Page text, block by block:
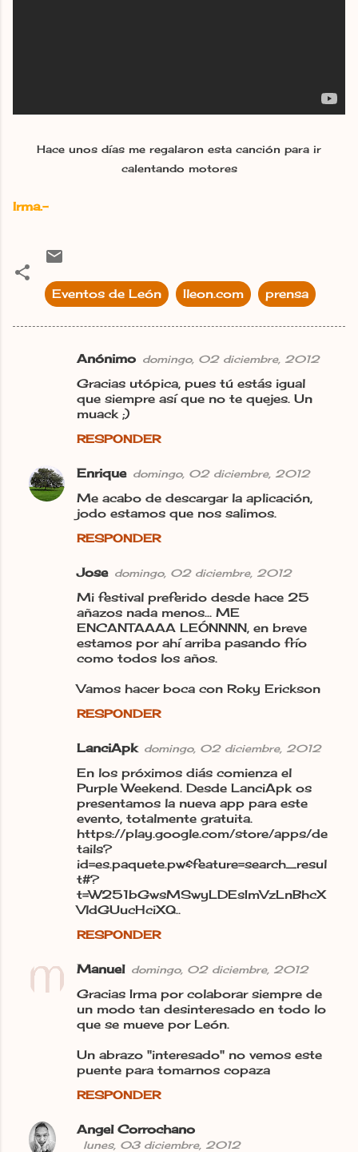
Hace unos días me regalaron esta canción para ir
calentando motores
Irma.-
Eventos de León Ileon.com prensa
t
a
Anónimo domingo, 02 diciembre, 2012
Gracias utópica, pues tú estás igual
que siempre así que no te quejes. Un
muack ;)
RESPONDER
Enrique domingo, 02 diciembre, 2012
Me acabo de descargar la aplicación,
jodo estamos que nos salimos.
RESPONDER
Jose domingo, 02 diciembre, 2012
Mi festival preferido desde hace 25
añazos nada menos... ME
ENCANTAAAA LEÓNNNN, en breve
estamos por ahí arriba pasando frío
como todos los años.
Vamos hacer boca con Roky Erickson
RESPONDER
LanciApk domingo, 02 diciembre, 2012
En los próximos diás comienza el
Purple Weekend. Desde LanciApk os
presentamos la nueva app para este
evento, totalmente gratuita.
https://play.google.com/store/apps/de
tails?
id=es.paquete.pw&feature=search_resul
t#?
t=W251bGwsMSwyLDEsImVzLnBhcX
VldGUucHciXQ..
RESPONDER
Manuel domingo, 02 diciembre, 2012
Gracias Irma por colaborar siempre de
un modo tan desinteresado en todo lo
que se mueve por León.
Un abrazo "interesado" no vemos este
puente para tomarnos copaza
RESPONDER
Angel Corrochano
lunes, 03 diciembre, 2012